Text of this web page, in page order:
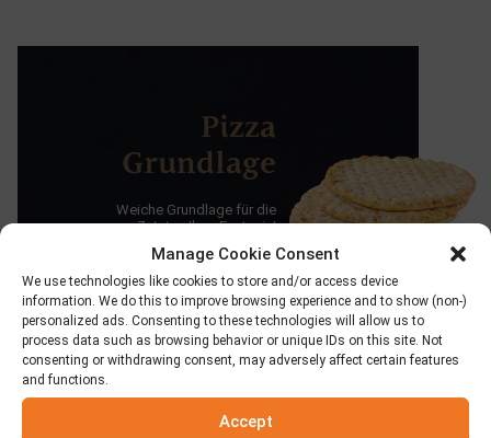
Manage Cookie Consent
We use technologies like cookies to store and/or access device
information. We do this to improve browsing experience and to show (non-)
personalized ads. Consenting to these technologies will allow us to
process data such as browsing behavior or unique IDs on this site. Not
consenting or withdrawing consent, may adversely affect certain features
and functions.
Accept
Pizza
Grundlage
Weiche Grundlage für die
Zutaten Ihrer Fantasie!
Produkt anzeigen